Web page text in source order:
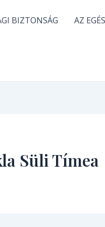
BIZTONSÁG AZ
Süli Tímea